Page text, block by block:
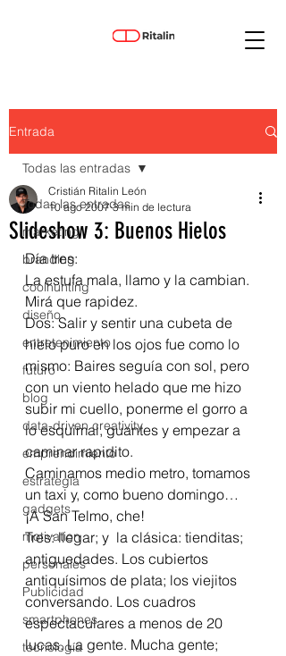
Entrada
Todas las entradas
marketing
branding
coolhunting
diseño
entretenimiento
futuro
blog
data-driven creativity
emprendimiento
estrategia
gadgets
motivation
personales
Publicidad
smartphones
tecnología
Todas las entradas
Slideshow 3: Buenos Hielos
Cristián Ritalin León
10 ago 2007 3 min de lectura
Día tres:
La estufa mala, llamo y la cambian.
Mirá que rapidez.
Dos: Salir y sentir una cubeta de
hielo puro en los ojos fue como lo
mismo: Baires seguía con sol, pero
con un viento helado que me hizo
subir mi cuello, ponerme el gorro a
lo esquimal, guantes y empezar a
caminar rapidito.
Caminamos medio metro, tomamos
un taxi y, como bueno domingo…
¡A San Telmo, che!
Tres: llegar; y  la clásica: tienditas;
antiguedades. Los cubiertos
antiquísimos de plata; los viejitos
conversando. Los cuadros
espectaculares a menos de 20
lucas. La gente. Mucha gente;